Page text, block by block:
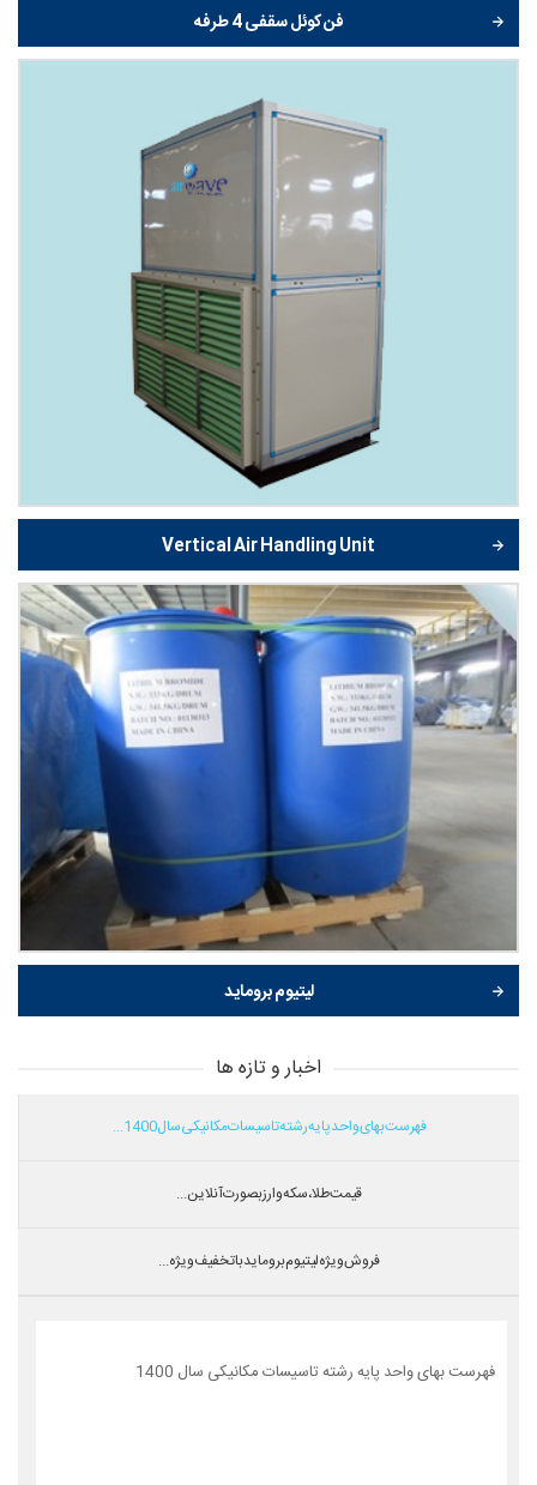
فن کوئل سقفی 4 طرفه
Vertical Air Handling Unit
لیتیوم بروماید
اخبار و تازه ها
فهرست بهای واحد پایه رشته تاسیسات مکانیکی سال 1400...
قیمت طلا،سکه و ارز بصورت آنلاین...
فروش ویژه لیتیوم بروماید با تخفیف ویژه...
فهرست بهای واحد پایه رشته تاسیسات مکانیکی سال 1400